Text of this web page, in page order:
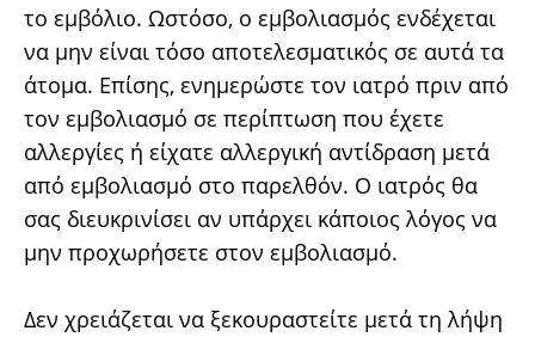
το εμβόλιο. Ωστόσο, ο εμβολιασμός ενδέχεται
να μην είναι τόσο αποτελεσματικός σε αυτά τα
άτομα. Επίσης, ενημερώστε τον ιατρό πριν από
τον εμβολιασμό σε περίπτωση που έχετε
αλλεργίες ή είχατε αλλεργική αντίδραση μετά
από εμβολιασμό στο παρελθόν. Ο ιατρός θα
σας διευκρινίσει αν υπάρχει κάποιος λόγος να
μην προχωρήσετε στον εμβολιασμό.
Δεν χρειάζεται να ξεκουραστείτε μετά τη λήψη